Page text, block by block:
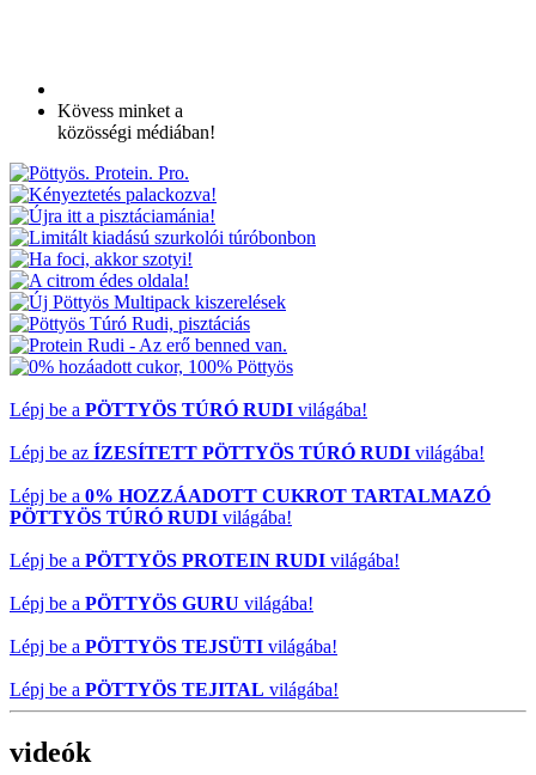
Kövess minket a
közösségi médiában!
Lépj be a PÖTTYÖS TÚRÓ RUDI világába!
Lépj be az ÍZESÍTETT PÖTTYÖS TÚRÓ RUDI világába!
Lépj be a 0% HOZZÁADOTT CUKROT TARTALMAZÓ
PÖTTYÖS TÚRÓ RUDI világába!
Lépj be a PÖTTYÖS PROTEIN RUDI világába!
Lépj be a PÖTTYÖS GURU világába!
Lépj be a PÖTTYÖS TEJSÜTI világába!
Lépj be a PÖTTYÖS TEJITAL világába!
videók